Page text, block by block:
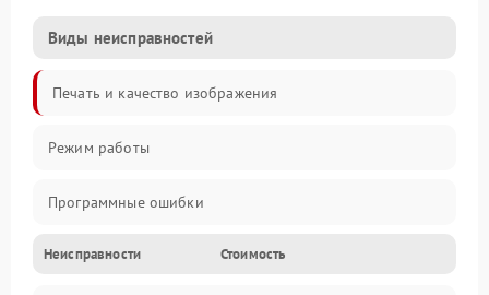
Виды неисправностей
Печать и качество изображения
Режим работы
Программные ошибки
Картриджи и расходники
Неисправности Стоимость